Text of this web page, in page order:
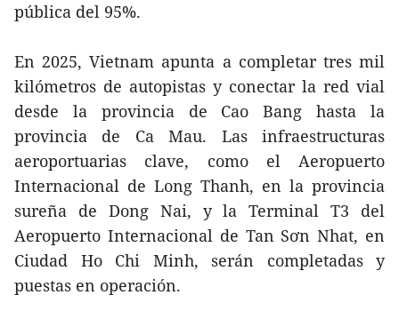
pública del 95%.
En 2025, Vietnam apunta a completar tres mil
kilómetros de autopistas y conectar la red vial
desde la provincia de Cao Bang hasta la
provincia de Ca Mau. Las infraestructuras
aeroportuarias clave, como el Aeropuerto
Internacional de Long Thanh, en la provincia
sureña de Dong Nai, y la Terminal T3 del
Aeropuerto Internacional de Tan Sơn Nhat, en
Ciudad Ho Chi Minh, serán completadas y
puestas en operación.